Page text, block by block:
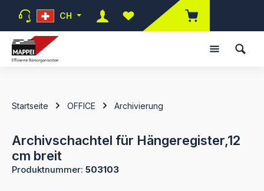
Zum Hauptinhalt springen
CH
Du hast 0 Produkte auf dem
Startseite OFFICE Archivierung
Archivschachtel für Hängeregister,12
cm breit
Produktnummer: 503103